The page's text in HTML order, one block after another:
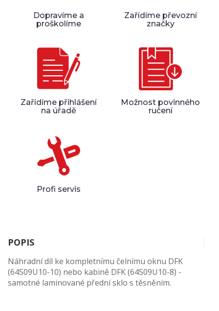
Dopravíme a
proškolíme
Zařídíme převozní
značky
Zařídíme přihlášení
na úřadě
Možnost povinného
ručení
Profi servis
POPIS
Náhradní díl ke kompletnímu čelnímu oknu DFK
(64S09U10-10) nebo kabině DFK (64S09U10-8) -
samotné laminované přední sklo s těsněním.